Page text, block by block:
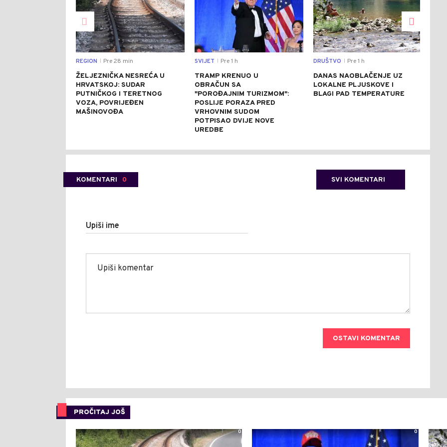
REGION Pre 28 min
ŽELJEZNIČKA NESREĆA U
HRVATSKOJ: SUDAR
PUTNIČKOG I TERETNOG
VOZA, POVRIJEĐEN
MAŠINOVOĐA
SVIJET Pre 1 h
TRAMP KRENUO U
OBRAČUN SA
"POROĐAJNIM TURIZMOM":
POSLIJE PORAZA PRED
VRHOVNIM SUDOM
POTPISAO DVIJE NOVE
UREDBE
DRUŠTVO Pre 1 h
DANAS NAOBLAČENJE UZ
LOKALNE PLJUSKOVE I
BLAGI PAD TEMPERATURE
KOMENTARI 0 SVI KOMENTARI
Upiši ime
OSTAVI KOMENTAR
PROČITAJ JOŠ
0 0